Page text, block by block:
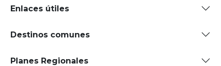
Enlaces útiles
Destinos comunes
Planes Regionales